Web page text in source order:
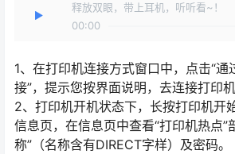
释放双眼，带上耳机，听听看~！
00:00
1、在打印机连接方式窗口中，点击“通
接”，提示您按界面说明，去连接打印机
2、打印机开机状态下，长按打印机开
信息页，在信息页中查看“打印机热点”
称”（名称含有DIRECT字样）及密码